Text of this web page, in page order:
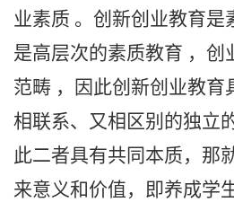
业素质 。创新创业教育是
是高层次的素质教育 ，创
范畴 ，因此创新创业教育
相联系、又相区别的独立
此二者具有共同本质，那
来意义和价值，即养成学